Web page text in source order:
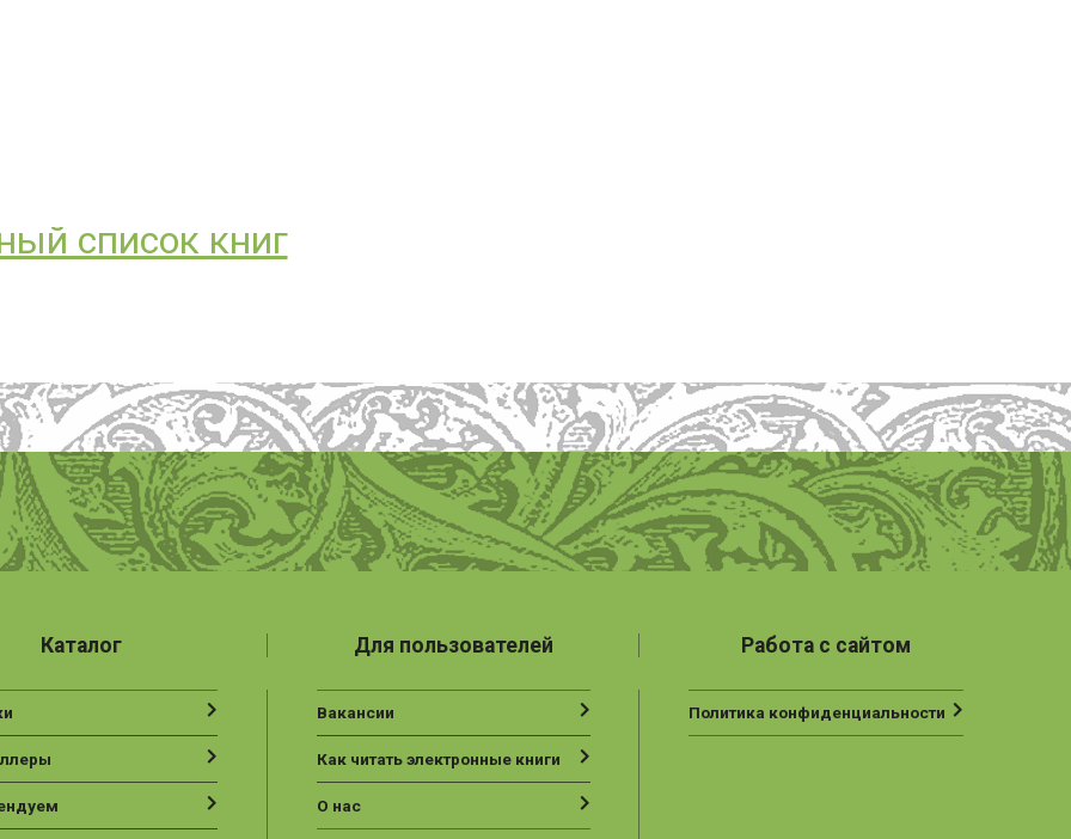
список книг
Каталог Для пользователей
Вакансии
Как читать электронные книги
О нас
Работа с сайтом
Политика конфиденциальности